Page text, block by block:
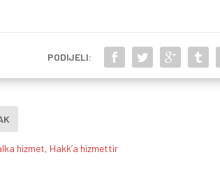
PODIJELI:
hizmet, Hakk’a hizmettir